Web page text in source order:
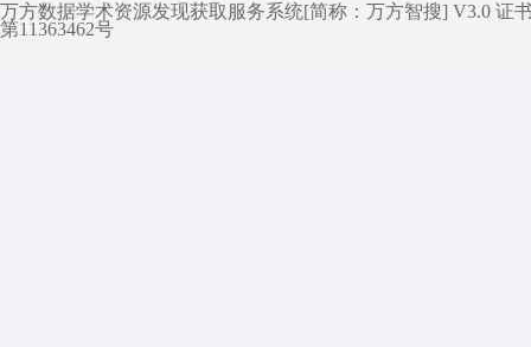
万方数据学术资源发现获取服务系统[简称：万方智搜] V3.0 证
第11363462号